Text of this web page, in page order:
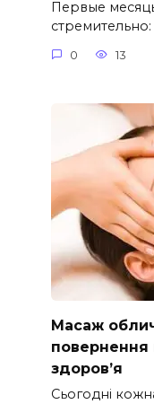
Первые
стремительно:
0 13
Масаж
повернення
здоров’я
Сьогодні